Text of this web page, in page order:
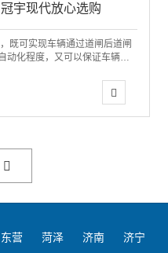
宇现代放心选购
既可实现车辆通过道闸后道闸
动化程度，又可以保证车辆停
东营 菏泽 济南
济宁